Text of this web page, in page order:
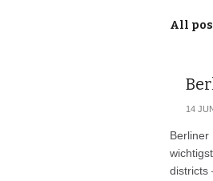
All
14
districts